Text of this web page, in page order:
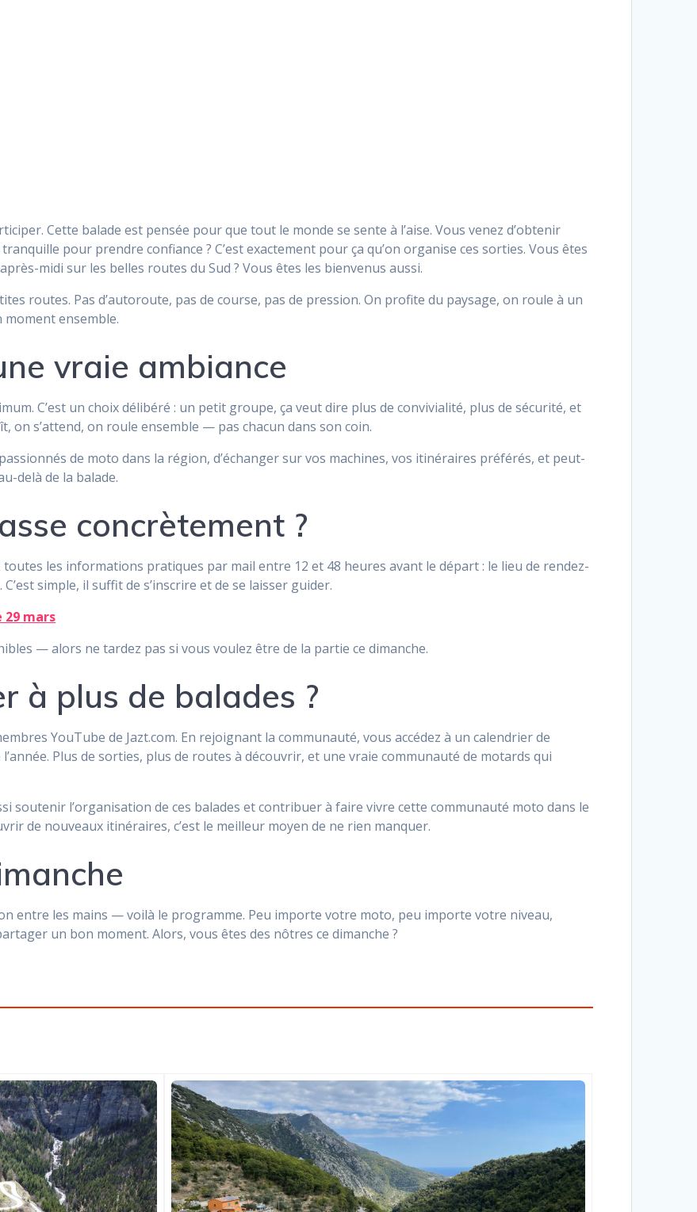
Cette balade est pensée pour que tout le monde se sente à l’aise. Vous venez d’obtenir
pour prendre confiance ? C’est exactement pour ça qu’on organise ces sorties. Vous êtes
midi sur les belles routes du Sud ? Vous êtes les bienvenus aussi.
routes. Pas d’autoroute, pas de course, pas de pression. On profite du paysage, on roule à un
ensemble.
vraie ambiance
C’est un choix délibéré : un petit groupe, ça veut dire plus de convivialité, plus de sécurité, et
on s’attend, on roule ensemble — pas chacun dans son coin.
de moto dans la région, d’échanger sur vos machines, vos itinéraires préférés, et peut-
delà de la balade.
concrètement ?
les informations pratiques par mail entre 12 et 48 heures avant le départ : le lieu de rendez-
simple, il suffit de s’inscrire et de se laisser guider.
29 mars
— alors ne tardez pas si vous voulez être de la partie ce dimanche.
à plus de balades ?
YouTube de Jazt.com. En rejoignant la communauté, vous accédez à un calendrier de
Plus de sorties, plus de routes à découvrir, et une vraie communauté de motards qui
soutenir l’organisation de ces balades et contribuer à faire vivre cette communauté moto dans le
de nouveaux itinéraires, c’est le meilleur moyen de ne rien manquer.
entre les mains — voilà le programme. Peu importe votre moto, peu importe votre niveau,
un bon moment. Alors, vous êtes des nôtres ce dimanche ?